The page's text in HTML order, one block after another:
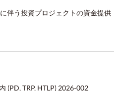
伴う投資プロジェクトの資金提供
(PD, TRP, HTLP) 2026-002